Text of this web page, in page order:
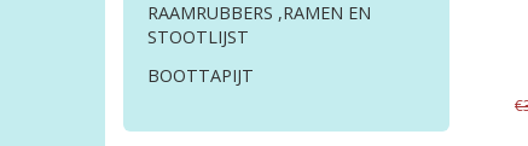
RAAMRUBBERS ,RAMEN EN
STOOTLIJST
BOOTTAPIJT